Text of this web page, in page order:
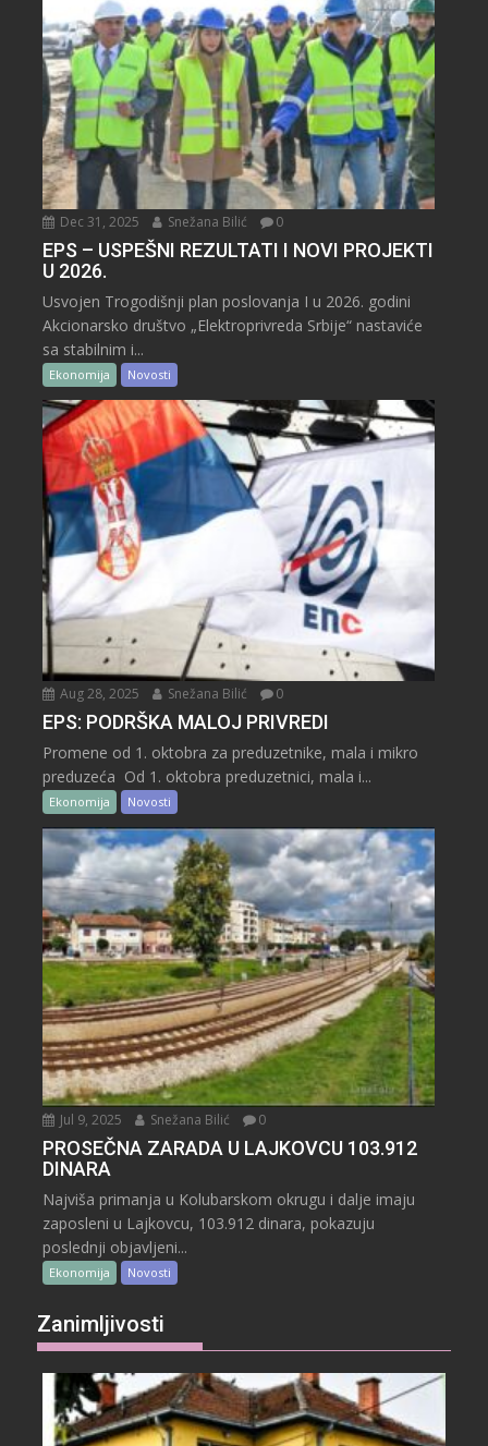
Dec 31, 2025 Snežana Bilić 0
EPS – USPEŠNI REZULTATI I NOVI PROJEKTI
U 2026.
Usvojen Trogodišnji plan poslovanja I u 2026. godini
Akcionarsko društvo „Elektroprivreda Srbije“ nastaviće
sa stabilnim i...
Ekonomija Novosti
Aug 28, 2025 Snežana Bilić 0
EPS: PODRŠKA MALOJ PRIVREDI
Promene od 1. oktobra za preduzetnike, mala i mikro
preduzeća Od 1. oktobra preduzetnici, mala i...
Ekonomija Novosti
Jul 9, 2025 Snežana Bilić 0
PROSEČNA ZARADA U LAJKOVCU 103.912
DINARA
Najviša primanja u Kolubarskom okrugu i dalje imaju
zaposleni u Lajkovcu, 103.912 dinara, pokazuju
poslednji objavljeni...
Ekonomija Novosti
Zanimljivosti